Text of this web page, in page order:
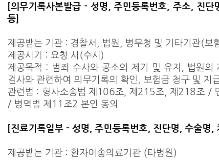
[의무기록사본발급 - 성명, 주민등록번호, 주소, 진단
등]
제공받는 기관 : 경찰서, 법원, 병무청 및 기타기관(보
제공시기 : 요청 시(수시)
제공목적 : 범죄 수사와 공소의 제기 및 유지, 법원의
검사와 관련하여 의무기록의 확인, 보험금 청구 및 지
관련법 : 형사소송법 제106조, 제215조, 제218조 /
/ 병역법 제11조2 본인 동의
[진료기록일부 - 성명, 주민등록번호, 진단명, 수술명,
제공받는 기관 : 환자이송의료기관 (타병원)